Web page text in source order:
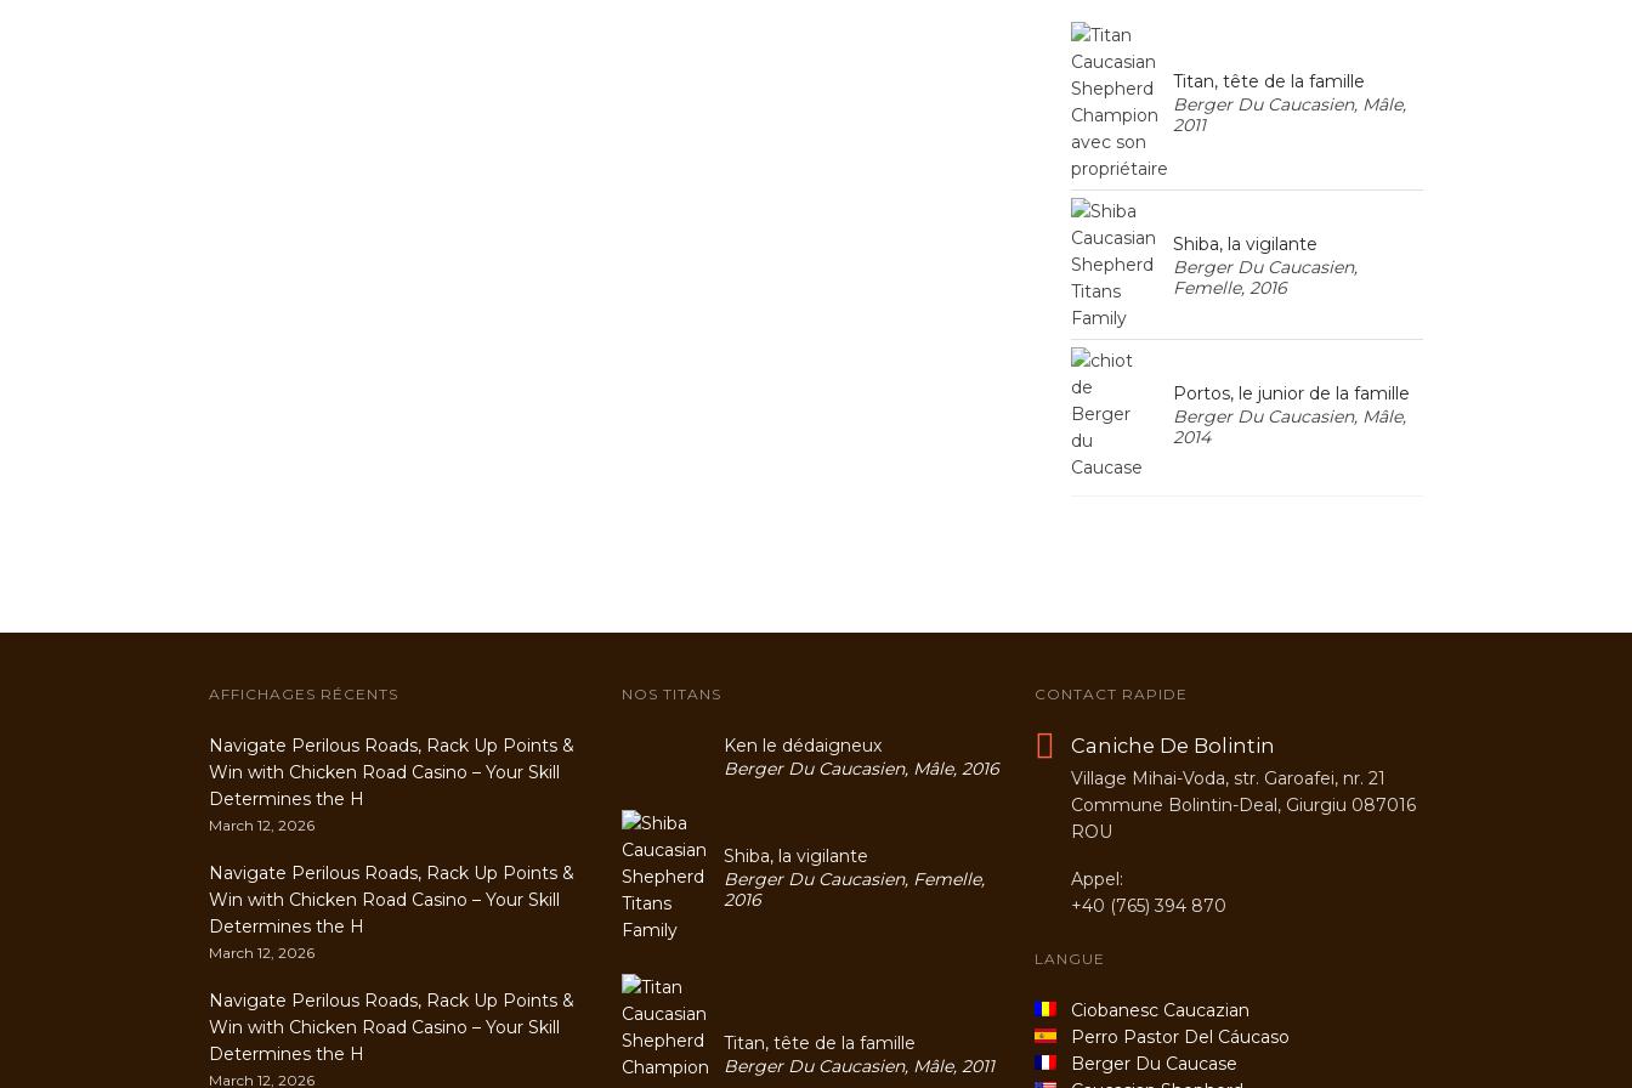
Titan, tête de la famille
Berger Du Caucasien, Mâle,
2011
Shiba, la vigilante
Berger Du Caucasien,
Femelle, 2016
Portos, le junior de la famille
Berger Du Caucasien, Mâle,
2014
AFFICHAGES RÉCENTS
Navigate Perilous Roads, Rack Up Points &
Win with Chicken Road Casino – Your Skill
Determines the H
March 12, 2026
Navigate Perilous Roads, Rack Up Points &
Win with Chicken Road Casino – Your Skill
Determines the H
March 12, 2026
Navigate Perilous Roads, Rack Up Points &
Win with Chicken Road Casino – Your Skill
Determines the H
March 12, 2026
NOS TITANS
Ken le dédaigneux
Berger Du Caucasien, Mâle, 2016
Shiba, la vigilante
Berger Du Caucasien, Femelle,
2016
Titan, tête de la famille
Berger Du Caucasien, Mâle, 2011
CONTACT RAPIDE
Caniche De Bolintin
Village Mihai-Voda, str. Garoafei, nr. 21
Commune Bolintin-Deal, Giurgiu 087016
ROU
Appel:
+40 (765) 394 870
LANGUE
Ciobanesc Caucazian
Perro Pastor Del Cáucaso
Berger Du Caucase